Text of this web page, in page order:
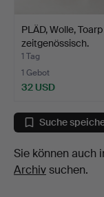
PLÄD, Wolle,
zeitgenössisch.
1 Tag
1 Gebot
32 USD
Suche
Sie können auch
Archivsuchen.